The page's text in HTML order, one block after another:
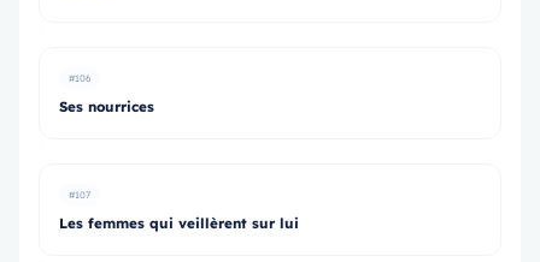
#106
Ses nourrices
#107
Les femmes qui veillèrent sur lui